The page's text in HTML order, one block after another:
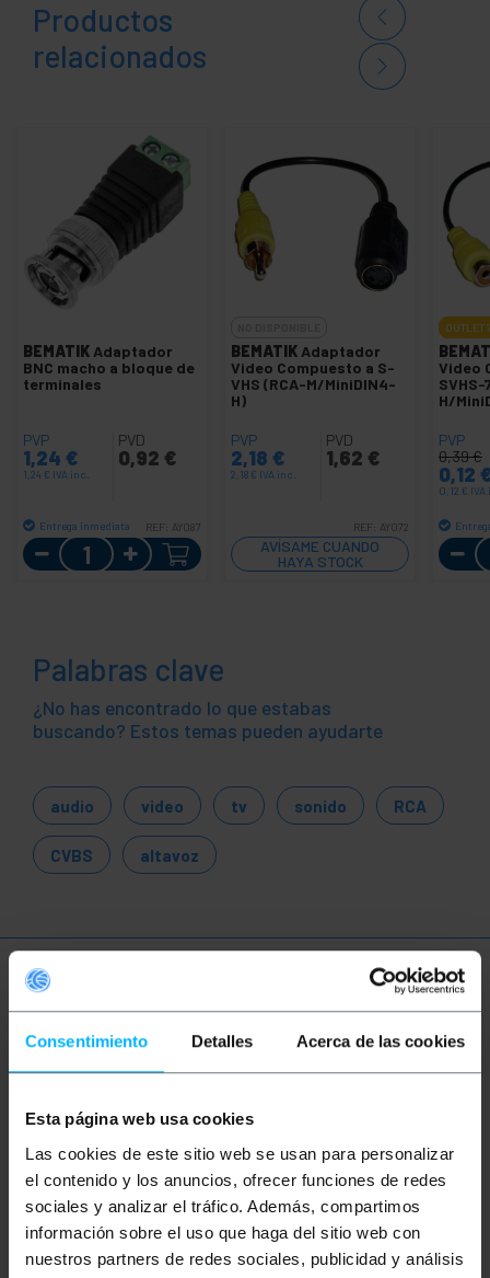
Consentimiento Detalles Acerca de las cookies
Esta página web usa cookies
Las cookies de este sitio web se usan para personalizar
el contenido y los anuncios, ofrecer funciones de redes
sociales y analizar el tráfico. Además, compartimos
información sobre el uso que haga del sitio web con
nuestros partners de redes sociales, publicidad y análisis
Productos
relacionados
BEMATIK Adaptador
BNC macho a bloque de
terminales
PVP
1,24 €
1,24 € IVA inc.
PVD
0,92 €
Entrega inmediata REF: AY087
Cantidad
BEMATIK Adaptador
Video Compuesto a S-
VHS (RCA-M/MiniDIN4-
H)
PVP
2,18 €
2,18 € IVA inc.
PVD
1,62 €
REF: AY072
AVÍSAME CUANDO
HAYA STOCK
OUTLET
Video
SVHS-
H/
PVP
0,39€
0,12
0,12 €
Palabras clave
¿No has encontrado lo que estabas
buscando? Estos temas pueden ayudarte
audio video tv sonido RCA
CVBS altavoz
Más información
Descripción
reducido tamaño. En un extremo dispone de
conector RCA Hembra. En el otro extremo dispone
de 2 conectores RCA Hembra que duplican la señal
de la entrada.